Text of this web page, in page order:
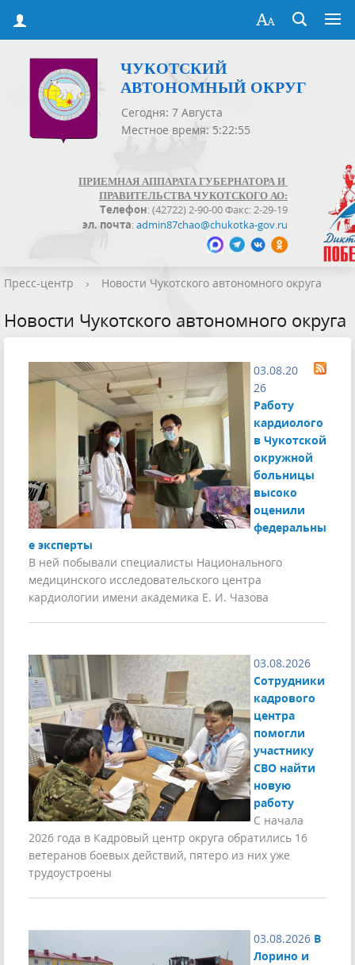
ЧУКОТСКИЙ
АВТОНОМНЫЙ ОКРУГ
Сегодня: 7 Августа
Местное время: 5:22:55
ПРИЕМНАЯ АППАРАТА ГУБЕРНАТОРА И
ПРАВИТЕЛЬСТВА ЧУКОТСКОГО АО:
Телефон: (42722) 2-90-00 Факс: 2-29-19
эл. почта:admin87chao@chukotka-gov.ru
Пресс-центр › Новости Чукотского автономного округа
Новости Чукотского автономного округа
03.08.20
26
Работу
кардиолого
в Чукотской
окружной
больницы
высоко
оценили
федеральны
е эксперты
В ней побывали специалисты Национального
медицинского исследовательского центра
кардиологии имени академика Е. И. Чазова
03.08.2026
Сотрудники
кадрового
центра
помогли
участнику
СВО найти
новую
работу
С начала
2026 года в Кадровый центр округа обратились 16
ветеранов боевых действий, пятеро из них уже
трудоустроены
03.08.2026 В
Лорино и